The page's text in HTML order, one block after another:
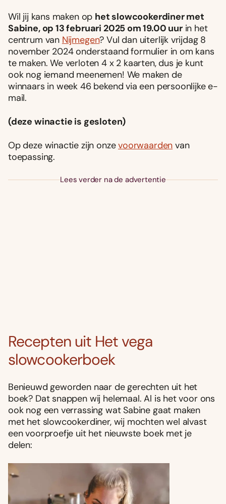
Wil jij kans maken op het slowcookerdiner met
Sabine, op 13 februari 2025 om 19.00 uurin het
centrum van Nijmegen? Vul dan uiterlijk vrijdag 8
november 2024 onderstaand formulier in om kans
te maken. We verloten 4 x 2 kaarten, dus je kunt
ook nog iemand meenemen! We maken de
winnaars in week 46 bekend via een persoonlijke e-
mail.
(deze winactie is gesloten)
Op deze winactie zijn onzevoorwaarden van
toepassing.
Lees verder na de advertentie
Recepten uit Het vega
slowcookerboek
Benieuwd geworden naar de gerechten uit het
boek? Dat snappen wij helemaal. Al is het voor ons
ook nog een verrassing wat Sabine gaat maken
met het slowcookerdiner, wij mochten wel alvast
een voorproefje uit het nieuwste boek met je
delen: